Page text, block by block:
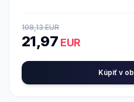
108,13 EUR
21,97 EUR
Kúpiť v